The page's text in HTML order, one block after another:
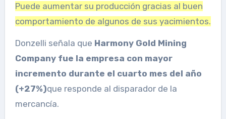
Puede aumentar su producción gracias al buen
comportamiento de algunos de sus yacimientos.
Donzelli señala que Harmony Gold Mining
Company fue la empresa con mayor
incremento durante el cuarto mes del año
(+27%)que responde al disparador de la
mercancía.